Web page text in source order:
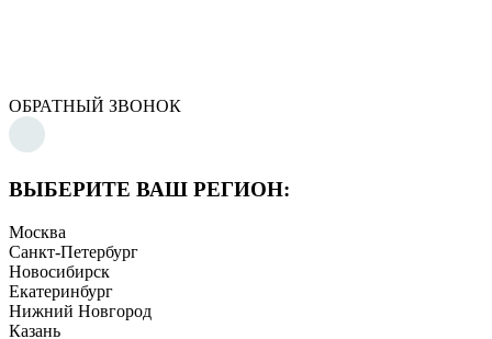
ОБРАТНЫЙ ЗВОНОК
ВЫБЕРИТЕ ВАШ РЕГИОН:
Москва
Санкт-Петербург
Новосибирск
Екатеринбург
Нижний Новгород
Казань